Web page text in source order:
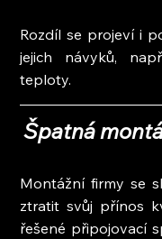
Rozdíl se projeví i
jejich návyků,
teploty.
Špatná
Montážní firmy se
ztratit svůj přínos
řešené připojovací